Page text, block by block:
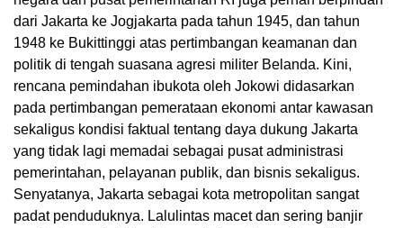
dari Jakarta ke Jogjakarta pada tahun 1945, dan tahun
1948 ke Bukittinggi atas pertimbangan keamanan dan
politik di tengah suasana agresi militer Belanda. Kini,
rencana pemindahan ibukota oleh Jokowi didasarkan
pada pertimbangan pemerataan ekonomi antar kawasan
sekaligus kondisi faktual tentang daya dukung Jakarta
yang tidak lagi memadai sebagai pusat administrasi
pemerintahan, pelayanan publik, dan bisnis sekaligus.
Senyatanya, Jakarta sebagai kota metropolitan sangat
padat penduduknya. Lalulintas macet dan sering banjir